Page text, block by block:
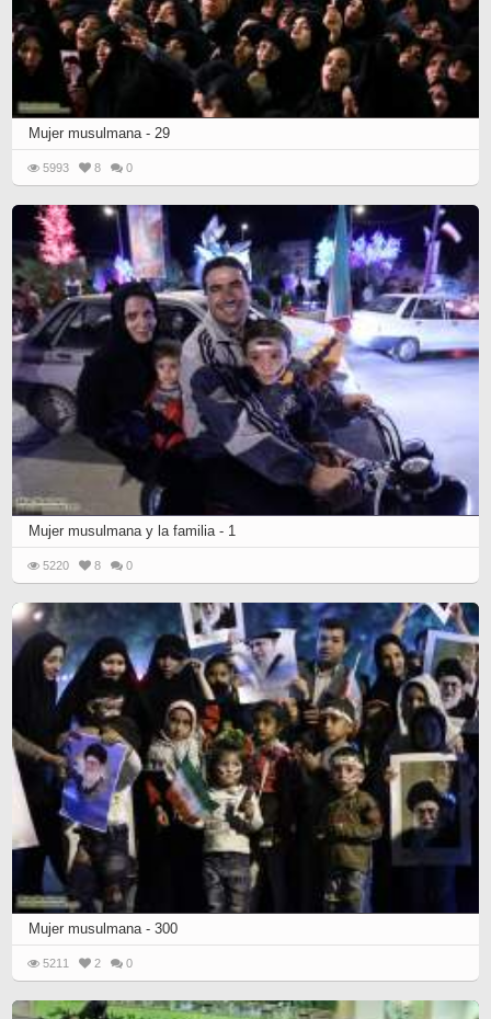
Mujer musulmana - 29
5993 8 0
Mujer musulmana y la familia - 1
5220 8 0
Mujer musulmana - 300
5211 2 0